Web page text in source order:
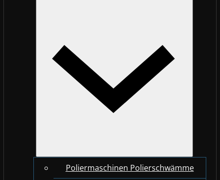
Poliermaschinen Polierschwämme